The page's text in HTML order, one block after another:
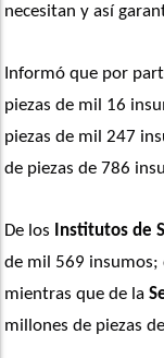
necesitan y así
Informó que por
piezas de mil 16
piezas de mil 247
de piezas de 786
De los Institutos de
de mil 569 insumos;
mientras que de la
millones de piezas